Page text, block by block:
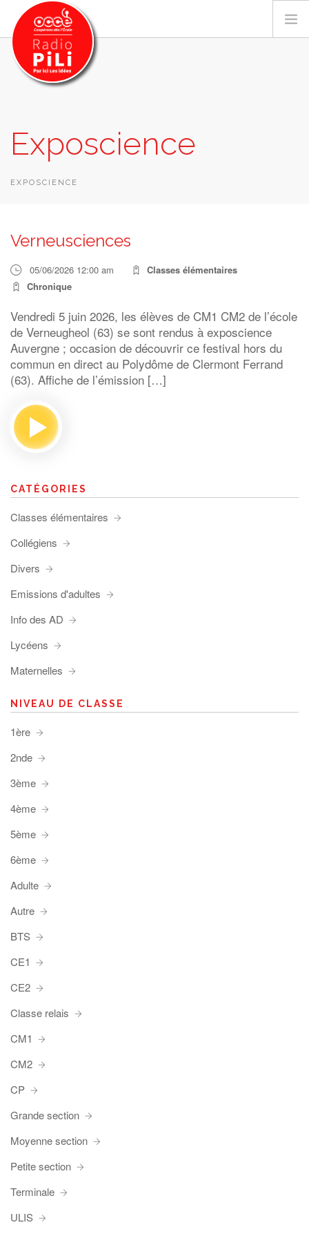
GRILLE DES PROGRAMMES
EMISSIONS / PODCASTS
RECHERCHER
Exposcience
EXPOSCIENCE
Verneusciences
05/06/2026 12:00 am
Classes élémentaires
Chronique
Vendredi 5 juin 2026, les élèves de CM1 CM2 de l’école
de Verneugheol (63) se sont rendus à exposcience
Auvergne ; occasion de découvrir ce festival hors du
commun en direct au Polydôme de Clermont Ferrand
(63). Affiche de l’émission […]
CATÉGORIES
Classes élémentaires
Collégiens
Divers
Emissions d'adultes
Info des AD
Lycéens
Maternelles
NIVEAU DE CLASSE
1ère
2nde
3ème
4ème
5ème
6ème
Adulte
Autre
BTS
CE1
CE2
Classe relais
CM1
CM2
CP
Grande section
Moyenne section
Petite section
Terminale
ULIS